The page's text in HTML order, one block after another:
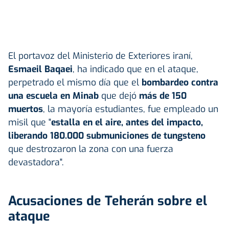
El portavoz del Ministerio de Exteriores iraní,
Esmaeil Baqaei, ha indicado que en el ataque,
perpetrado el mismo día que el bombardeo contra
una escuela en Minab que dejó más de 150
muertos, la mayoría estudiantes, fue empleado un
misil que "estalla en el aire, antes del impacto,
liberando 180.000 submuniciones de tungsteno
que destrozaron la zona con una fuerza
devastadora".
Acusaciones de Teherán sobre el
ataque